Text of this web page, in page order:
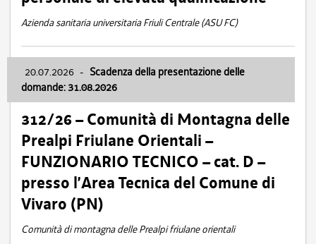
Azienda sanitaria universitaria Friuli Centrale (ASU FC)
20.07.2026 - Scadenza della presentazione delle
domande: 31.08.2026
312/26 – Comunità di Montagna delle
Prealpi Friulane Orientali –
FUNZIONARIO TECNICO – cat. D –
presso l’Area Tecnica del Comune di
Vivaro (PN)
Comunità di montagna delle Prealpi friulane orientali